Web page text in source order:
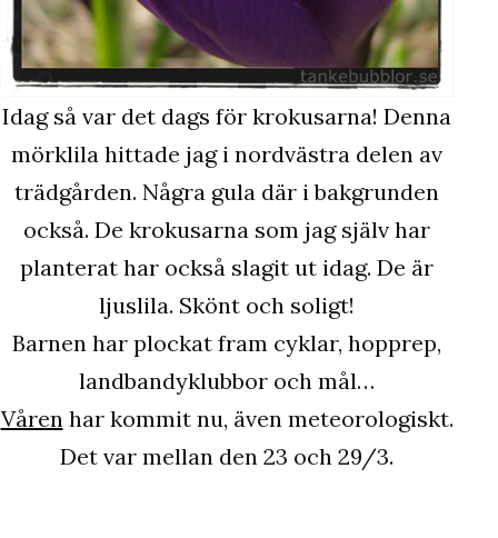
Idag så var det dags för krokusarna! Denna
mörklila hittade jag i nordvästra delen av
trädgården. Några gula där i bakgrunden
också. De krokusarna som jag själv har
planterat har också slagit ut idag. De är
ljuslila. Skönt och soligt!
Barnen har plockat fram cyklar, hopprep,
landbandyklubbor och mål…
Våren har kommit nu, även meteorologiskt.
Det var mellan den 23 och 29/3.